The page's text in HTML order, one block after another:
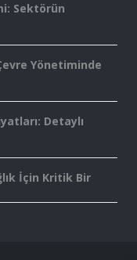
Sektörün
Yönetiminde
Detaylı
İçin Kritik Bir